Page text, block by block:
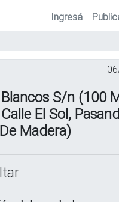
Ingresá
S/n (100
El Sol,
Madera)